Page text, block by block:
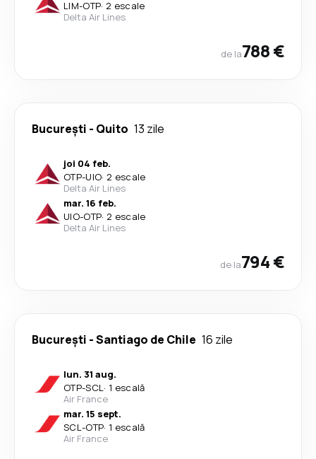
LIM-OTP· 2 escale
Delta Air Lines
de la788 €
București - Quito 13 zile
joi 04 feb.
OTP-UIO· 2 escale
Delta Air Lines
mar. 16 feb.
UIO-OTP· 2 escale
Delta Air Lines
de la794 €
București -Santiago de Chile 16 zile
lun. 31 aug.
OTP-SCL· 1 escală
Air France
mar. 15 sept.
SCL-OTP· 1 escală
Air France